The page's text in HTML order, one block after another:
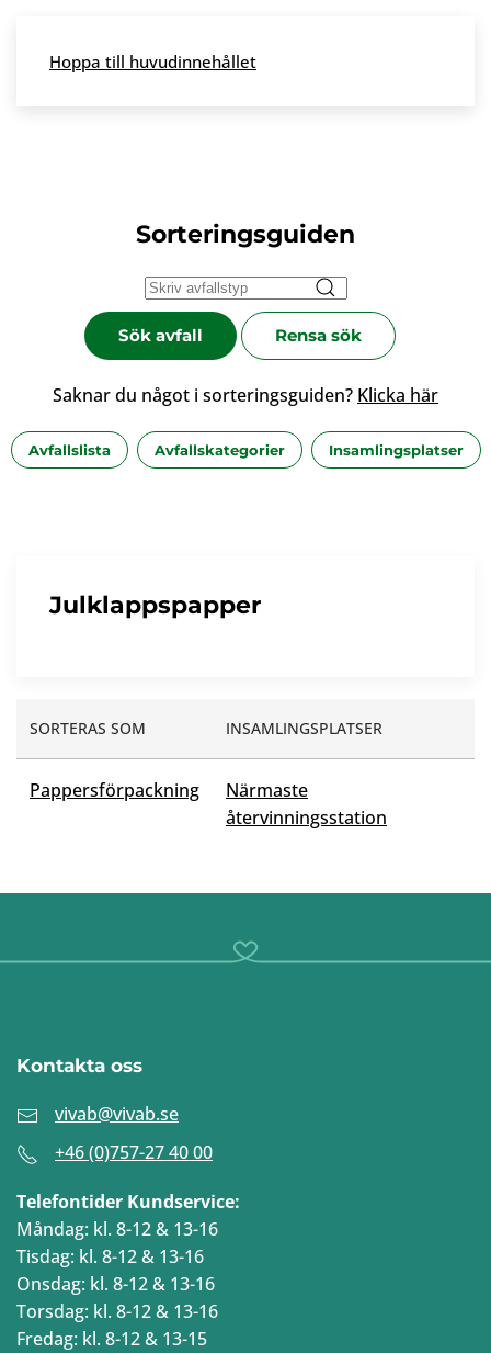
Skip to main content
Hoppa till huvudinnehållet
Sorteringsguiden
Sök avfall Rensa sök
Saknar du något i sorteringsguiden? Klicka här
Avfallslista Avfallskategorier Insamlingsplatser
Julklappspapper
SORTERAS SOM INSAMLINGSPLATSER
Pappersförpackning
Närmaste
återvinningsstation
Kontakta oss
vivab@vivab.se
+46 (0)757-27 40 00
Telefontider Kundservice:
Måndag: kl. 8-12 & 13-16
Tisdag: kl. 8-12 & 13-16
Onsdag: kl. 8-12 & 13-16
Torsdag: kl. 8-12 & 13-16
Fredag: kl. 8-12 & 13-15